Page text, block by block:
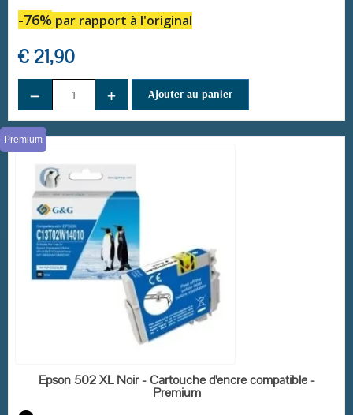
-76% par rapport à l'original
€ 21,90
− + Ajouter au panier
EN STOCK
Premium
Epson 502 XL Noir - Cartouche d'encre compatible -
Premium